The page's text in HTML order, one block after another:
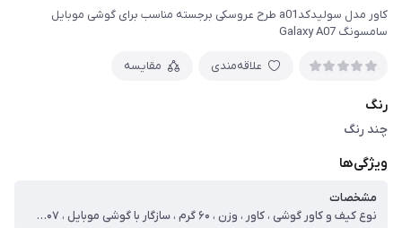
کاور مدل سولیدکدa01 طرح عروسکی برجسته مناسب برای گوشی موبایل
سامسونگ Galaxy A07
علاقه‌مندی مقایسه
رنگ
چند رنگ
ویژگی‌ها
مشخصات
نوع کیف و کاور گوشی ، کاور ، وزن ، ۶۰ گرم ، سازگار با گوشی موبایل ، Samsung Galaxy A۰۷ ، ساختار ، مات ، سطح پوشش ، قاب پشتی ، لبه بالایی ، لبه پایینی ، لبه چپ ، لبه راست ، حفاظت از دکمه‌ها